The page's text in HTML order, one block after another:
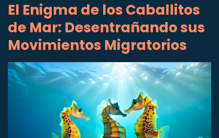
El Enigma de los Caballitos
de Mar: Desentrañando sus
Movimientos Migratorios